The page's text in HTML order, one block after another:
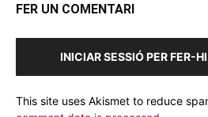
FER UN COMENTARI
INICIAR SESSIÓ PER FER-
This site uses Akismet to reduce